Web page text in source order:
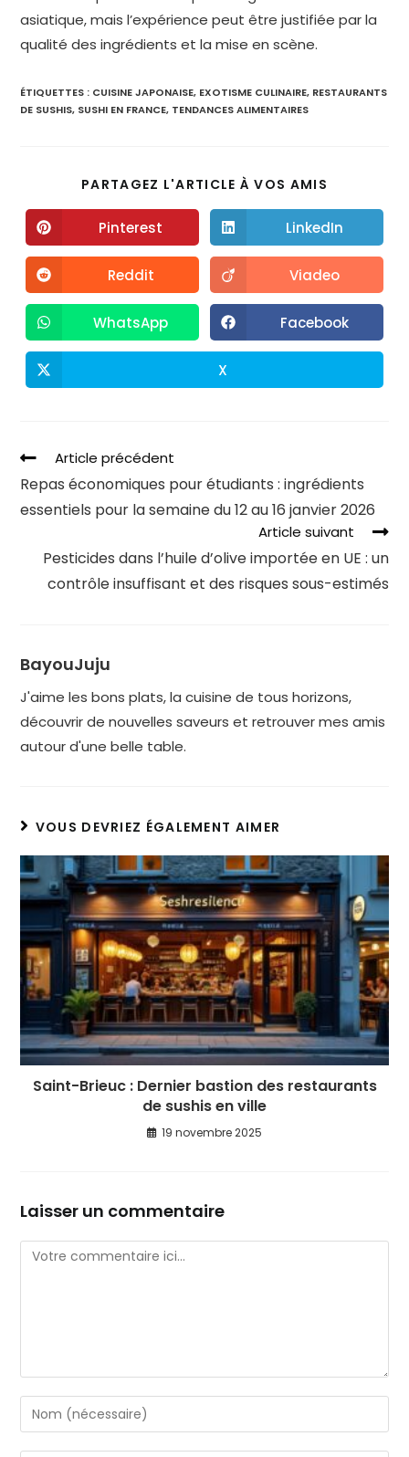
asiatique, mais l’expérience peut être justifiée par la
qualité des ingrédients et la mise en scène.
ÉTIQUETTES : CUISINE JAPONAISE, EXOTISME CULINAIRE, RESTAURANTS
DE SUSHIS, SUSHI EN FRANCE, TENDANCES ALIMENTAIRES
PARTAGEZ L'ARTICLE À VOS AMIS
Pinterest LinkedIn
Reddit Viadeo
WhatsApp Facebook
X
Article précédent
Repas économiques pour étudiants : ingrédients
essentiels pour la semaine du 12 au 16 janvier 2026
Article suivant
Pesticides dans l’huile d’olive importée en UE : un
contrôle insuffisant et des risques sous-estimés
BayouJuju
J'aime les bons plats, la cuisine de tous horizons,
découvrir de nouvelles saveurs et retrouver mes amis
autour d'une belle table.
VOUS DEVRIEZ ÉGALEMENT AIMER
Saint-Brieuc : Dernier bastion des restaurants
de sushis en ville
19 novembre 2025
Laisser un commentaire